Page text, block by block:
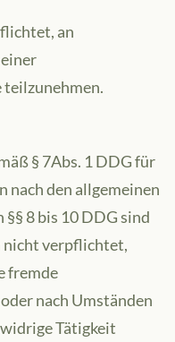
an
§ 7Abs. 1 DDG für
nach den allgemeinen
8 bis 10 DDG sind
nicht verpflichtet,
fremde
nach Umständen
Tätigkeit